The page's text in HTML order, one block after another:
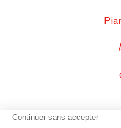
Continuer sans accepter